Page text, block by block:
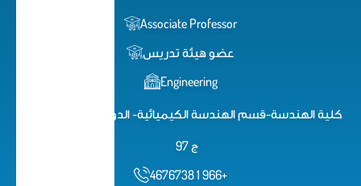
Associate Professor
عضو هيئة تدريس
Engineering
ج 97
4676738 1 966+